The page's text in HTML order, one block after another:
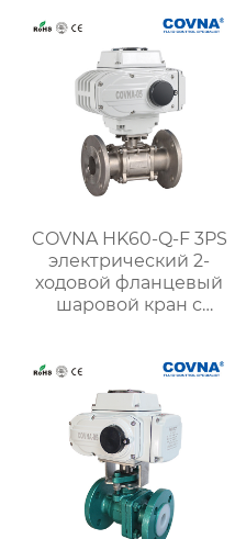
COVNA HK60-Q-F 3PS
электрический 2-
ходовой фланцевый
шаровой кран с